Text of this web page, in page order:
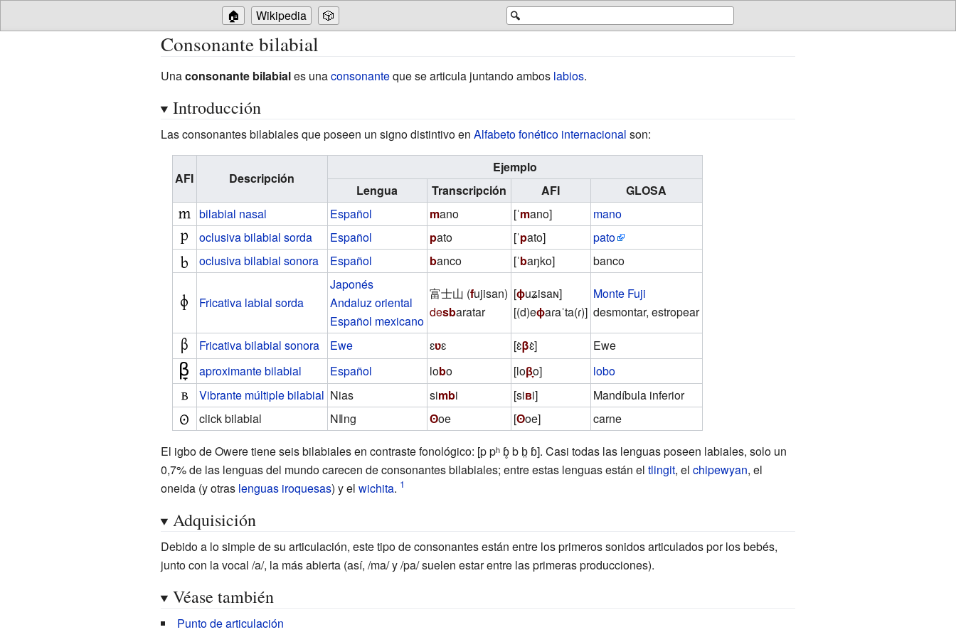
🔍
🏠 Wikipedia 🎲
Consonante bilabial
Unaconsonante bilabiales unaconsonanteque se articula juntando ambos labios.
Introducción
Las consonantes bilabiales que poseen un signo distintivo en Alfabeto fonético internacional son:
AFI Descripción
Ejemplo
Lengua
Transcripción AFI
GLOSA
bilabial nasal
Español mano [ˈmano]
mano
oclusiva bilabial sorda
Español pato [ˈpato]
pato
oclusiva bilabial sonora
Español banco [ˈbaŋko] banco
Fricativa labial sorda
Japonés
Andaluz oriental
Español mexicano
富士山 (fujisan)
desbaratar
[ɸuʑisaɴ]
[(d)eɸaɾaˈta(ɾ)]
Monte Fuji
desmontar, estropear
Fricativa bilabial sonora Ewe ɛʋɛ [ɛ̀βɛ̀]
Ewe
aproximante bilabial
Español lobo [loβ̞o]
lobo
Vibrante múltiple bilabial Nias simbi [siʙi]
Mandíbula inferior
click bilabial
Nǁng ʘoe [ʘoe]
carne
El igbo de Owere tiene seis bilabiales en contraste fonológico: [p pʰ ɓ̥ b b̤ ɓ]. Casi todas las lenguas poseen labiales, solo un
0,7% de las lenguas del mundo carecen de consonantes bilabiales; entre estas lenguas están el tlingit, el chipewyan, el
oneida(y otras lenguas iroquesas) y el wichita.
Adquisición
Debido a lo simple de su articulación, este tipo de consonantes están entre los primeros sonidos articulados por los bebés,
junto con la vocal /a/, la más abierta (así, /ma/ y /pa/ suelen estar entre las primeras producciones).
Véase también
Punto de articulación